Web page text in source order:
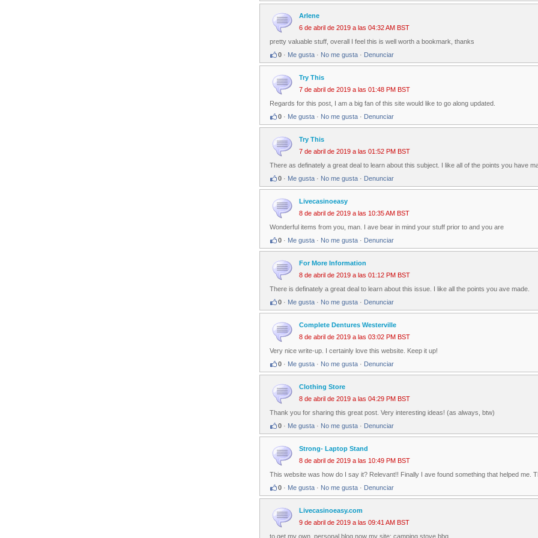
Arlene
6 de abril de 2019 a las 04:32 AM BST
pretty valuable stuff, overall I feel this is well worth a bookmark, thanks
0 · Me gusta · No me gusta · Denunciar
Try This
7 de abril de 2019 a las 01:48 PM BST
Regards for this post, I am a big fan of this site would like to go along updated.
0 · Me gusta · No me gusta · Denunciar
Try This
7 de abril de 2019 a las 01:52 PM BST
There as definately a great deal to learn about this subject. I like all of the points you have
0 · Me gusta · No me gusta · Denunciar
Livecasinoeasy
8 de abril de 2019 a las 10:35 AM BST
Wonderful items from you, man. I ave bear in mind your stuff prior to and you are
0 · Me gusta · No me gusta · Denunciar
For More Information
8 de abril de 2019 a las 01:12 PM BST
There is definately a great deal to learn about this issue. I like all the points you ave made.
0 · Me gusta · No me gusta · Denunciar
Complete Dentures Westerville
8 de abril de 2019 a las 03:02 PM BST
Very nice write-up. I certainly love this website. Keep it up!
0 · Me gusta · No me gusta · Denunciar
Clothing Store
8 de abril de 2019 a las 04:29 PM BST
Thank you for sharing this great post. Very interesting ideas! (as always, btw)
0 · Me gusta · No me gusta · Denunciar
Strong- Laptop Stand
8 de abril de 2019 a las 10:49 PM BST
This website was how do I say it? Relevant!! Finally I ave found something that helped me.
0 · Me gusta · No me gusta · Denunciar
Livecasinoeasy.com
9 de abril de 2019 a las 09:41 AM BST
to get my own, personal blog now my site; camping stove bbq